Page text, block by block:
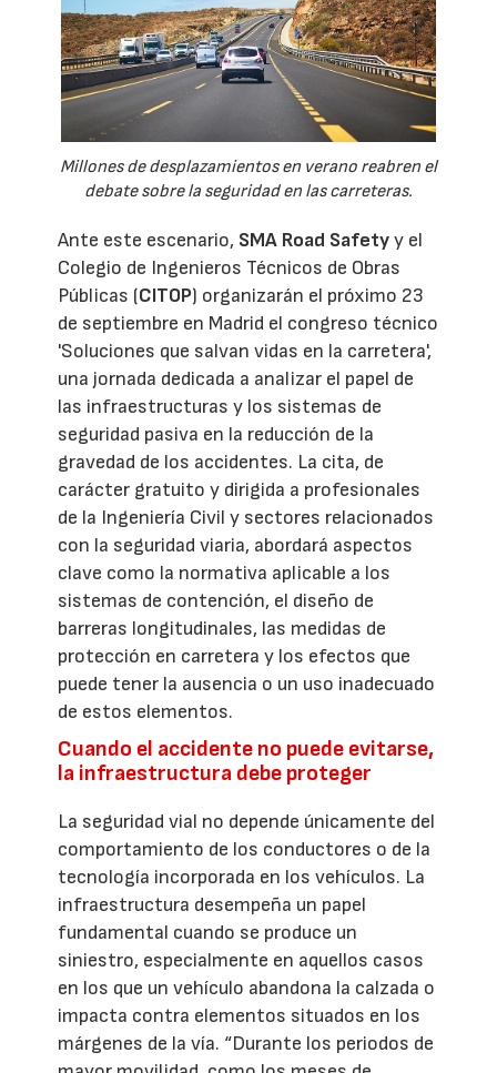
Millones de desplazamientos en verano reabren el
debate sobre la seguridad en las carreteras.
Ante este escenario, SMA Road Safetyy el
Colegio de Ingenieros Técnicos de Obras
Públicas (CITOP) organizarán el próximo 23
de septiembre en Madrid el congreso técnico
'Soluciones que salvan vidas en la carretera',
una jornada dedicada a analizar el papel de
las infraestructuras y los sistemas de
seguridad pasiva en la reducción de la
gravedad de los accidentes. La cita, de
carácter gratuito y dirigida a profesionales
de la Ingeniería Civil y sectores relacionados
con la seguridad viaria, abordará aspectos
clave como la normativa aplicable a los
sistemas de contención, el diseño de
barreras longitudinales, las medidas de
protección en carretera y los efectos que
puede tener la ausencia o un uso inadecuado
de estos elementos.
Cuando el accidente no puede evitarse,
la infraestructura debe proteger
La seguridad vial no depende únicamente del
comportamiento de los conductores o de la
tecnología incorporada en los vehículos. La
infraestructura desempeña un papel
fundamental cuando se produce un
siniestro, especialmente en aquellos casos
en los que un vehículo abandona la calzada o
impacta contra elementos situados en los
márgenes de la vía. “Durante los periodos de